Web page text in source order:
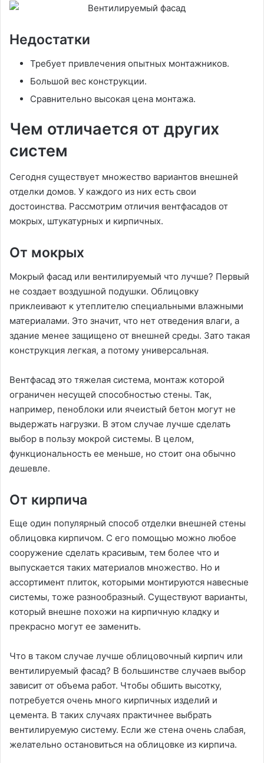
Недостатки
Требует привлечения опытных монтажников.
Большой вес конструкции.
Сравнительно высокая цена монтажа.
Чем отличается от других
систем
Сегодня существует множество вариантов внешней
отделки домов. У каждого из них есть свои
достоинства. Рассмотрим отличия вентфасадов от
мокрых, штукатурных и кирпичных.
От мокрых
Мокрый фасад или вентилируемый что лучше? Первый
не создает воздушной подушки. Облицовку
приклеивают к утеплителю специальными влажными
материалами. Это значит, что нет отведения влаги, а
здание менее защищено от внешней среды. Зато такая
конструкция легкая, а потому универсальная.
Вентфасад это тяжелая система, монтаж которой
ограничен несущей способностью стены. Так,
например, пеноблоки или ячеистый бетон могут не
выдержать нагрузки. В этом случае лучше сделать
выбор в пользу мокрой системы. В целом,
функциональность ее меньше, но стоит она обычно
дешевле.
От кирпича
Еще один популярный способ отделки внешней стены
облицовка кирпичом. С его помощью можно любое
сооружение сделать красивым, тем более что и
выпускается таких материалов множество. Но и
ассортимент плиток, которыми монтируются навесные
системы, тоже разнообразный. Существуют варианты,
который внешне похожи на кирпичную кладку и
прекрасно могут ее заменить.
Что в таком случае лучше облицовочный кирпич или
вентилируемый фасад? В большинстве случаев выбор
зависит от объема работ. Чтобы обшить высотку,
потребуется очень много кирпичных изделий и
цемента. В таких случаях практичнее выбрать
вентилируемую систему. Если же стена очень слабая,
желательно остановиться на облицовке из кирпича.